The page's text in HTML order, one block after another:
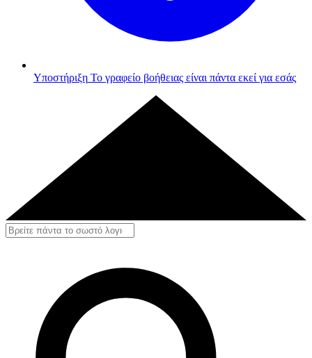
Υποστήριξη Το γραφείο βοήθειας είναι πάντα εκεί για εσάς